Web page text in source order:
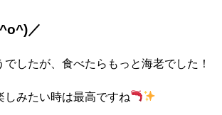
／
したが、食べたらもっと海老でした！
しみたい時は最高ですね